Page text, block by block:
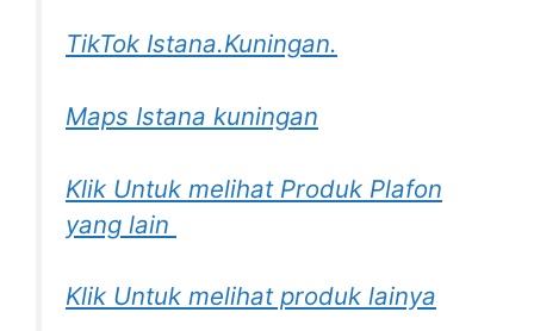
TikTok Istana.Kuningan.
Maps Istana kuningan
Klik Untuk melihat Produk Plafon
yang lain
Klik Untuk melihat produk lainya